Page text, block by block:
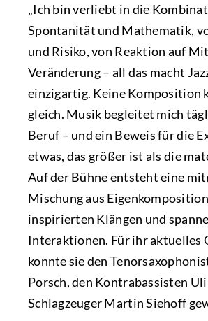
„Ich bin verliebt in die
Spontanität und Mathematik,
und Risiko, von Reaktion auf
Veränderung – all das macht
einzigartig. Keine Komposition
gleich. Musik begleitet mich
Beruf – und ein Beweis für die
etwas, das größer ist als die
Auf der Bühne entsteht eine
Mischung aus
inspirierten Klängen und
Interaktionen. Für ihr aktuelles
konnte sie den
Porsch, den Kontrabassisten
Schlagzeuger Martin Siehoff